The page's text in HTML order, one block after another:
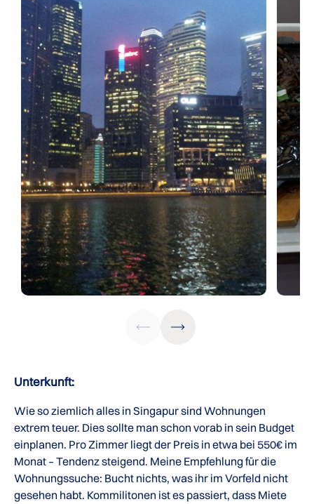
Unterkunft:
Wie so ziemlich alles in Singapur sind Wohnungen
extrem teuer. Dies sollte man schon vorab in sein Budget
einplanen. Pro Zimmer liegt der Preis in etwa bei 550€ im
Monat – Tendenz steigend. Meine Empfehlung für die
Wohnungssuche: Bucht nichts, was ihr im Vorfeld nicht
gesehen habt. Kommilitonen ist es passiert, dass Miete